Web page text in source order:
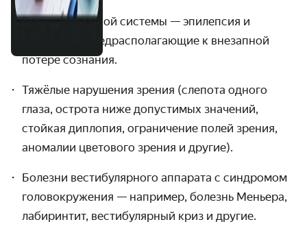
Болезни нервной системы — эпилепсия и
состояния, предрасполагающие к внезапной
потере сознания.
Тяжёлые нарушения зрения (слепота одного
глаза, острота ниже допустимых значений,
стойкая диплопия, ограничение полей зрения,
аномалии цветового зрения и другие).
Болезни вестибулярного аппарата с синдромом
головокружения — например, болезнь Меньера,
лабиринтит, вестибулярный криз и другие.